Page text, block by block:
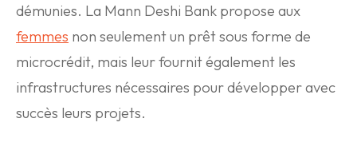
démunies. La Mann Deshi Bank propose aux
femmes non seulement un prêt sous forme de
microcrédit, mais leur fournit également les
infrastructures nécessaires pour développer avec
succès leurs projets.